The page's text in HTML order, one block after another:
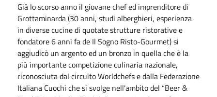
Già lo scorso anno il giovane chef ed imprenditore di
Grottaminarda (30 anni, studi alberghieri, esperienza
in diverse cucine di quotate strutture ristorative e
fondatore 6 anni fa de Il Sogno Risto-Gourmet) si
aggiudicò un argento ed un bronzo in quella che è la
più importante competizione culinaria nazionale,
riconosciuta dal circuito Worldchefs e dalla Federazione
Italiana Cuochi che si svolge nell'ambito del “Beer &